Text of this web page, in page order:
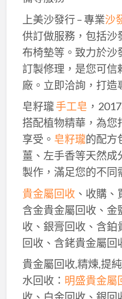
上美沙發行 – 專業沙
供訂做服務，包括沙
布椅墊等。致力於沙
訂製修理，是您可信
廠。立即洽詢，打造
皂籽瓏手工皂 ，
搭配植物精華，為您
享受。 皂籽瓏的配方
薑、左手香等天然成
製作，滿足您的不同
貴金屬回收、收購、
含金貴金屬回收、金
收、銀膏回收、含鉑
回收、含銠貴金屬回
貴金屬回收,精煉,提
水回收： 明盛貴金屬